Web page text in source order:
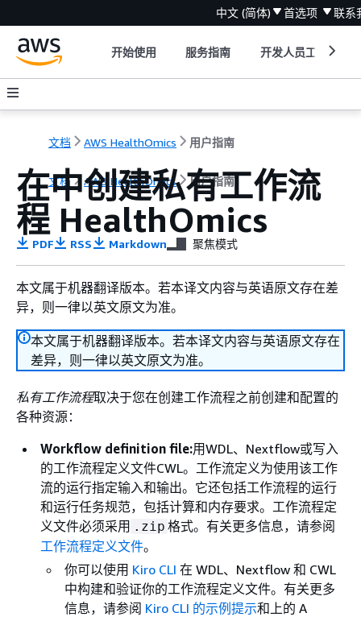
中文 (简体) 首选项 联系
开始使用 服务指南 开发人员工具
文档 AWS HealthOmics 用户指南
文档 AWS HealthOmics 用户指南
在中创建私有工作流
程 HealthOmics
PDF RSS Markdown 聚焦模式
本文属于机器翻译版本。若本译文内容与英语原文存在差
异，则一律以英文原文为准。
本文属于机器翻译版本。若本译文内容与英语原文存在
差异，则一律以英文原文为准。
私有工作流程取决于您在创建工作流程之前创建和配置的
各种资源：
Workflow definition file:用WDL、Nextflow或写入
的工作流程定义文件CWL。工作流定义为使用该工作
流的运行指定输入和输出。它还包括工作流程的运行
和运行任务规范，包括计算和内存要求。工作流程定
义文件必须采用 .zip 格式。有关更多信息，请参阅
工作流程定义文件。
你可以使用 Kiro CLI 在 WDL、Nextflow 和 CWL
中构建和验证你的工作流程定义文件。有关更多
信息，请参阅 Kiro CLI 的示例提示和上的 A